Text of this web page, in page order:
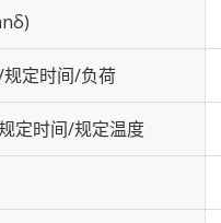
定时间/负荷
定时间/规定温度